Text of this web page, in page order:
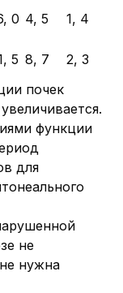
0 4, 5 1, 4
5 8, 7
2, 3
почек
функции
для
не
нужна